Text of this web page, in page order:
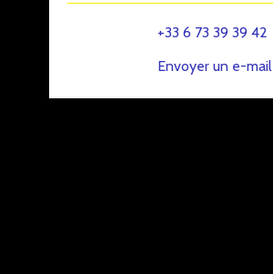
+33 6 73 39 39 42
Envoyer un e-mail